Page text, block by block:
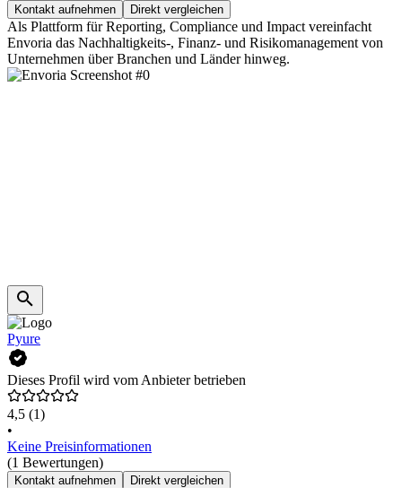
Kontakt aufnehmen Direkt vergleichen
Als Plattform für Reporting, Compliance und Impact vereinfacht
Envoria das Nachhaltigkeits-, Finanz- und Risikomanagement von
Unternehmen über Branchen und Länder hinweg.
Pyure
Dieses Profil wird vom Anbieter betrieben
4,5 (1)
•
Keine Preisinformationen
(1 Bewertungen)
Kontakt aufnehmen Direkt vergleichen